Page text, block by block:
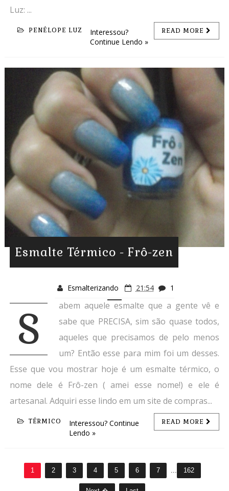
Luz: ...
PENÉLOPE LUZ READ MORE
Interessou?
Continue Lendo »
Esmalte Térmico - Frô-zen
Esmalterizando 21:54 1
S
abem aquele esmalte que a gente vê e
sabe que PRECISA, sim são quase todos,
aqueles que precisamos de pelo menos
um? Então esse para mim foi um desses.
Esse que vou mostrar hoje é um esmalte térmico, o
nome dele é Frô-zen ( amei esse nome!) e ele é
artesanal. Adquiri esse lindo em um site de compras...
TÉRMICO READ MORE
Interessou? Continue
Lendo »
1 2 3 4 5 6 7 162